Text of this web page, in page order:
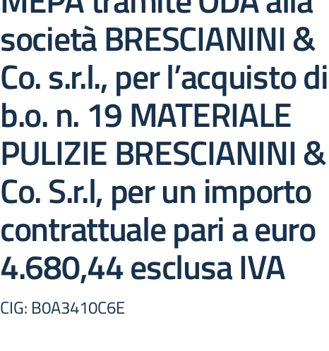
società BRESCIANINI &
Co. s.r.l., per l’acquisto di
b.o. n. 19 MATERIALE
PULIZIE BRESCIANINI &
Co. S.r.l, per un importo
contrattuale pari a euro
4.680,44 esclusa IVA
CIG: B0A3410C6E